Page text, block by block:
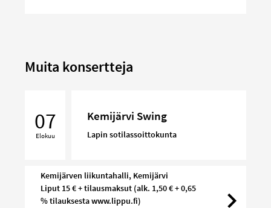
Muita konsertteja
Swing
07
Elokuu
Kemijärvi Swing
Lapin sotilassoittokunta
Kemijärven liikuntahalli, Kemijärvi
Liput 15 € + tilausmaksut (alk. 1,50 € + 0,65
% tilauksesta www.lippu.fi)